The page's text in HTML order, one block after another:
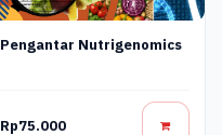
Pengantar Nutrigenomics
Rp75.000